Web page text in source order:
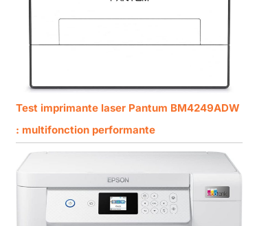
Test imprimante laser Pantum BM4249ADW
: multifonction performante